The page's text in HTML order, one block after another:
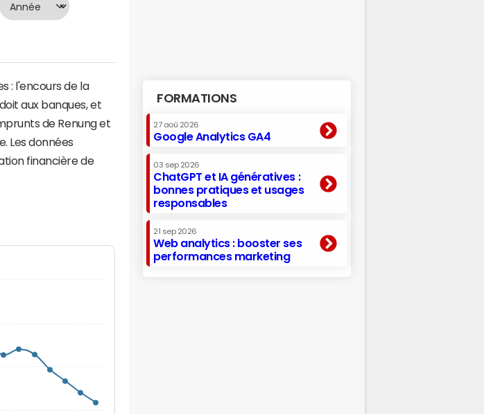
: l'encours de la
aux banques, et
de Renung et
Les données
financière de
FORMATIONS
27 aoû 2026
Google Analytics GA4
03 sep 2026
ChatGPT et IA génératives :
bonnes pratiques et usages
responsables
21 sep 2026
Web analytics : booster ses
performances marketing